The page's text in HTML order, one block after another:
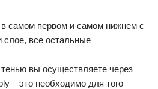
самом первом и самом нижнем с
слое, все остальные
вы осуществляете через
– это необходимо для того